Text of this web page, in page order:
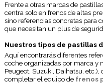
Frente a otras marcas de
centra solo en frenos de altas
sino referencias concretas para
que necesitan un plus de
Nuestros tipos de pastillas
Aquí encontrarás diferentes
coche organizadas por marca y
Peugeot, Suzuki, Daihatsu,
completar el equipo de frenos